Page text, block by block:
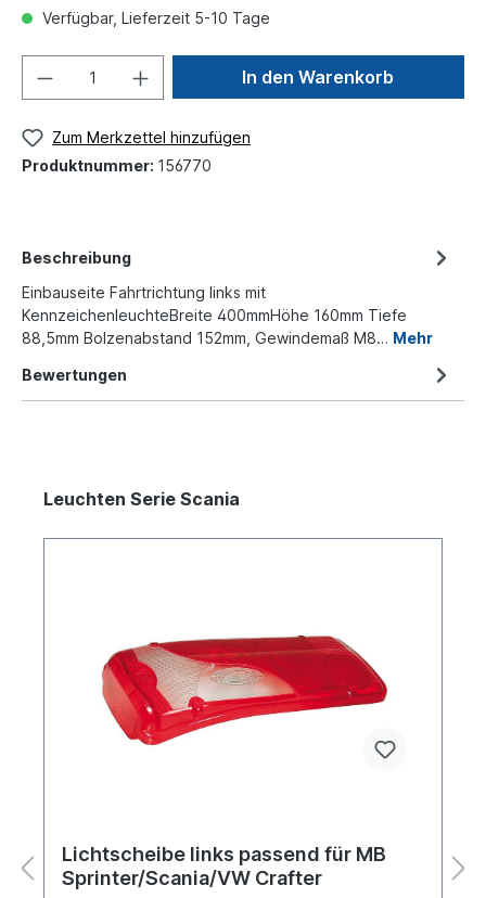
Verfügbar, Lieferzeit 5-10 Tage
In den Warenkorb
Zum Merkzettel hinzufügen
Produktnummer: 156770
Beschreibung
Einbauseite Fahrtrichtung links mit
KennzeichenleuchteBreite 400mmHöhe 160mm Tiefe
88,5mm Bolzenabstand 152mm, Gewindemaß M8… Mehr
Bewertungen
Leuchten Serie Scania
Lichtscheibe links passend für MB
Sprinter/Scania/VW Crafter